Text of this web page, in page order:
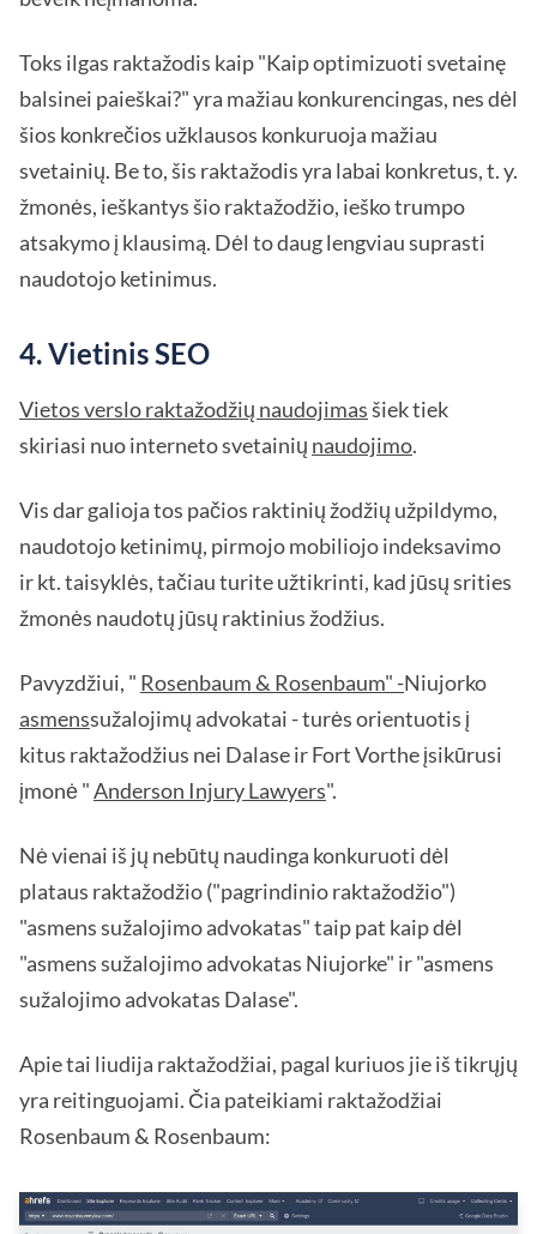
Toks ilgas raktažodis kaip "Kaip optimizuoti svetainę
balsinei paieškai?" yra mažiau konkurencingas, nes dėl
šios konkrečios užklausos konkuruoja mažiau
svetainių. Be to, šis raktažodis yra labai konkretus, t. y.
žmonės, ieškantys šio raktažodžio, ieško trumpo
atsakymo į klausimą. Dėl to daug lengviau suprasti
naudotojo ketinimus.
4. Vietinis SEO
Vietos verslo raktažodžių naudojimasšiek tiek
skiriasi nuo interneto svetainių naudojimo.
Vis dar galioja tos pačios raktinių žodžių užpildymo,
naudotojo ketinimų, pirmojo mobiliojo indeksavimo
ir kt. taisyklės, tačiau turite užtikrinti, kad jūsų srities
žmonės naudotų jūsų raktinius žodžius.
Pavyzdžiui, " Rosenbaum & Rosenbaum" -Niujorko
asmenssužalojimų advokatai - turės orientuotis į
kitus raktažodžius nei Dalase ir Fort Vorthe įsikūrusi
įmonė "Anderson Injury Lawyers".
Nė vienai iš jų nebūtų naudinga konkuruoti dėl
plataus raktažodžio ("pagrindinio raktažodžio")
"asmens sužalojimo advokatas" taip pat kaip dėl
"asmens sužalojimo advokatas Niujorke" ir "asmens
sužalojimo advokatas Dalase".
Apie tai liudija raktažodžiai, pagal kuriuos jie iš tikrųjų
yra reitinguojami. Čia pateikiami raktažodžiai
Rosenbaum & Rosenbaum: